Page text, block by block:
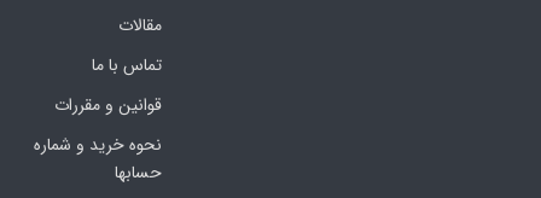
مقالات
تماس با ما
قوانین و مقررات
نحوه خرید و شماره
حسابها